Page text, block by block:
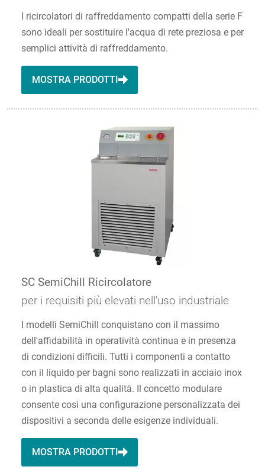
I ricircolatori di raffreddamento compatti della serie F
sono ideali per sostituire l'acqua di rete preziosa e per
semplici attività di raffreddamento.
MOSTRA PRODOTTI
SC SemiChill Ricircolatore
per i requisiti più elevati nell'uso industriale
I modelli SemiChill conquistano con il massimo
dell'affidabilità in operatività continua e in presenza
di condizioni difficili. Tutti i componenti a contatto
con il liquido per bagni sono realizzati in acciaio inox
o in plastica di alta qualità. Il concetto modulare
consente così una configurazione personalizzata dei
dispositivi a seconda delle esigenze individuali.
MOSTRA PRODOTTI